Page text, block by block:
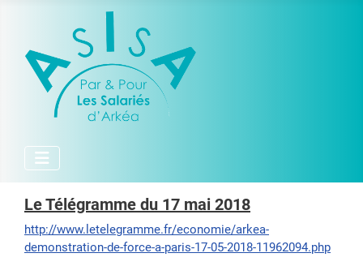
Le Télégramme du 17 mai 2018
http://www.letelegramme.fr/economie/arkea-
demonstration-de-force-a-paris-17-05-2018-11962094.php